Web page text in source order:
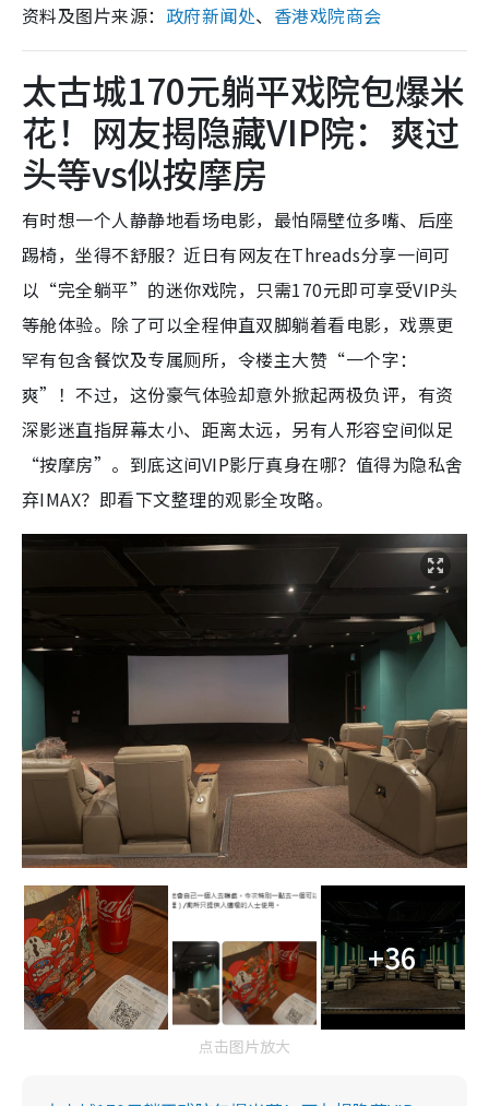
资料及图片来源： 政府新闻处、 香港戏院商会
太古城170元躺平戏院包爆米
花！网友揭隐藏VIP院：爽过
头等vs似按摩房
有时想一个人静静地看场电影，最怕隔壁位多嘴、后座
踢椅，坐得不舒服？近日有网友在Threads分享一间可
以“完全躺平”的迷你戏院，只需170元即可享受VIP头
等舱体验。除了可以全程伸直双脚躺着看电影，戏票更
罕有包含餐饮及专属厕所，令楼主大赞“一个字：
爽”！不过，这份豪气体验却意外掀起两极负评，有资
深影迷直指屏幕太小、距离太远，另有人形容空间似足
“按摩房”。到底这间VIP影厅真身在哪？值得为隐私舍
弃IMAX？即看下文整理的观影全攻略。
+36
点击图片放大